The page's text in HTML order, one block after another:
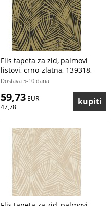
Flis tapeta za zid, palmovi
listovi, crno-zlatna, 139318,
Bloom, Esta Home
Dostava 5-10 dana
59,73 EUR
47,78